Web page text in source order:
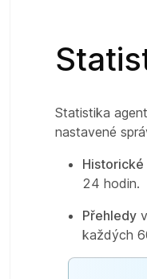
Statistika
nastavené
24 hodin.
Přehledy
každých